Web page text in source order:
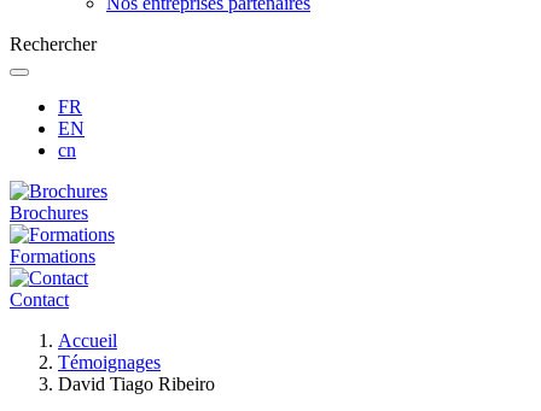
Rechercher
FR
EN
cn
Brochures
Formations
Contact
d'Ariane
Accueil
Témoignages
David Tiago Ribeiro